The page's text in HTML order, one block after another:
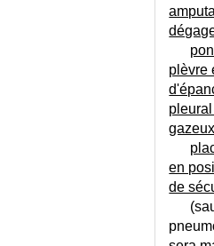
CORONARIEN A
CORPS CALLEUX
CORPS ETRANGER DU
CORPS ETRANGER DU
CORPS ETRANGER INTRA-
plèvre
gazeux
en
de